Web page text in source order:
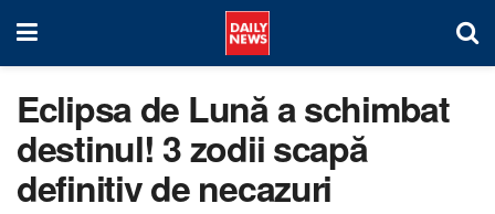
Eclipsa de Lună a schimbat
destinul! 3 zodii scapă
definitiv de necazuri